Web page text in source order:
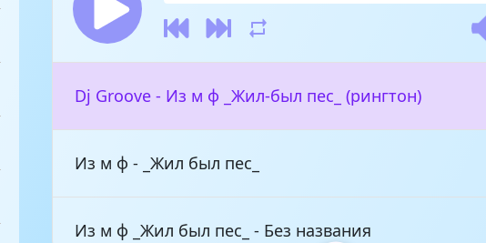
Dj Groove - Из м ф _Жил-был пес_ (рингтон)
Из м ф - _Жил был пес_
Из м ф _Жил был пес_ - Без названия